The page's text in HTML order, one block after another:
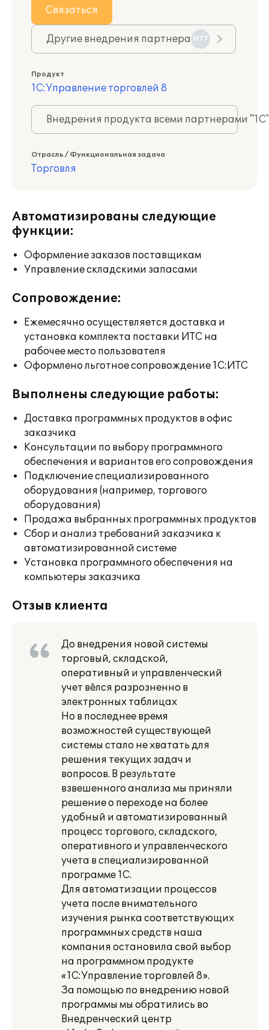
Связаться
Другие внедрения партнера 1177
Продукт
1С:Управление торговлей 8
Внедрения продукта всеми партнерами
Отрасль / Функциональная задача
Торговля
Автоматизированы следующие
функции:
Оформление заказов поставщикам
Управление складскими запасами
Сопровождение:
Ежемесячно осуществляется доставка и
установка комплекта поставки ИТС на
рабочее место пользователя
Оформлено льготное сопровождение 1С:ИТС
Выполнены следующие работы:
Доставка программных продуктов в офис
заказчика
Консультации по выбору программного
обеспечения и вариантов его сопровождения
Подключение специализированного
оборудования (например, торгового
оборудования)
Продажа выбранных программных продуктов
Сбор и анализ требований заказчика к
автоматизированной системе
Установка программного обеспечения на
компьютеры заказчика
Отзыв клиента
До внедрения новой системы
торговый, складской,
оперативный и управленческий
учет вёлся разрозненно в
электронных таблицах
Но в последнее время
возможностей существующей
системы стало не хватать для
решения текущих задач и
вопросов. В результате
взвешенного анализа мы приняли
решение о переходе на более
удобный и автоматизированный
процесс торгового, складского,
оперативного и управленческого
учета в специализированной
программе 1С.
Для автоматизации процессов
учета после внимательного
изучения рынка соответствующих
программных средств наша
компания остановила свой выбор
на программном продукте
«1С:Управление торговлей 8».
За помощью по внедрению новой
программы мы обратились во
Внедренческий центр